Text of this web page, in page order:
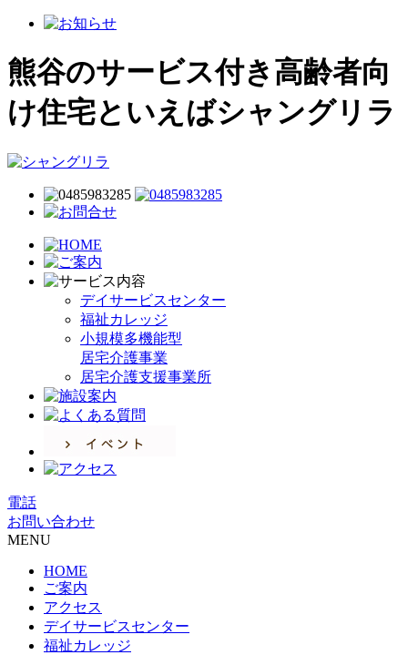
熊谷のサービス付き高齢者向
け住宅といえばシャングリラ
デイサービスセンター
福祉カレッジ
小規模多機能型
居宅介護事業
居宅介護支援事業所
電話
お問い合わせ
MENU
HOME
ご案内
アクセス
デイサービスセンター
福祉カレッジ